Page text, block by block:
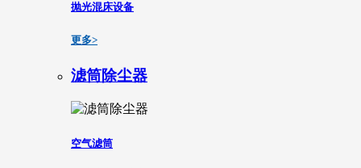
抛光混床设备
更多>
滤筒除尘器
空气滤筒